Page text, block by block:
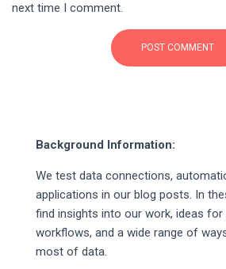
next time I comment.
Background Information:
We test data connections,
applications in our blog posts. In
find insights into our work, ideas for
workflows, and a wide range of
most of data.